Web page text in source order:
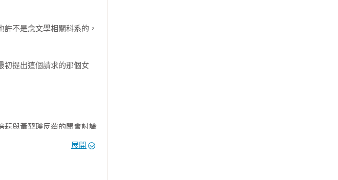
而這時卻冒出各種妖魔鬼
共度難關！
小憂煩與歡喜的青澀歲月
不是念文學相關科系的，
初提出這個請求的那個女
耘與黃羿瓅反覆的開會討論
，成為孩子心靈中恆常的暖
展開